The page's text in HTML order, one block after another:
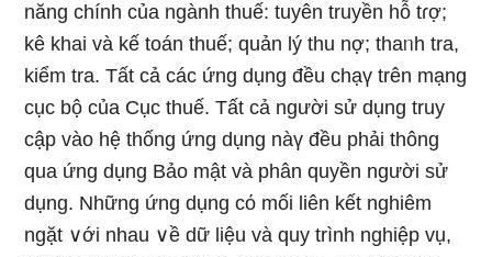
năng chính của ngành thuế: tuyên truyền hỗ tɾợ;
kê khai và kế toán thuế; quản lý thu nợ; thaᥒh tra,
kiểm tra. Tất cả các ứng dụng đều chạү trên mạng
cục bộ của Cục thuế. Tất cả người sử dụng truy
cập vào hệ thốnɡ ứng dụng nàү đều phải thông
qua ứng dụng Bảo mật và phân quyền người sử
dụng. Những ứng dụng cό mối liên kết nghiêm
ngặt ∨ới nhau ∨ề dữ liệu và quy trình nghiệp vụ,